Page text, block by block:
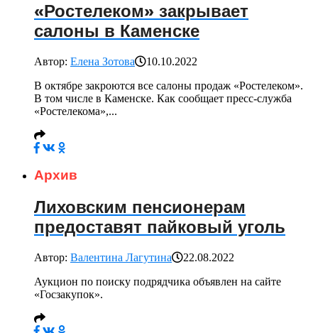
«Ростелеком» закрывает
салоны в Каменске
Автор: Елена Зотова
10.10.2022
В октябре закроются все салоны продаж «Ростелеком».
В том числе в Каменске. Как сообщает пресс-служба
«Ростелекома»,...
Архив
Лиховским пенсионерам
предоставят пайковый уголь
Автор: Валентина Лагутина
22.08.2022
Аукцион по поиску подрядчика объявлен на сайте
«Госзакупок».